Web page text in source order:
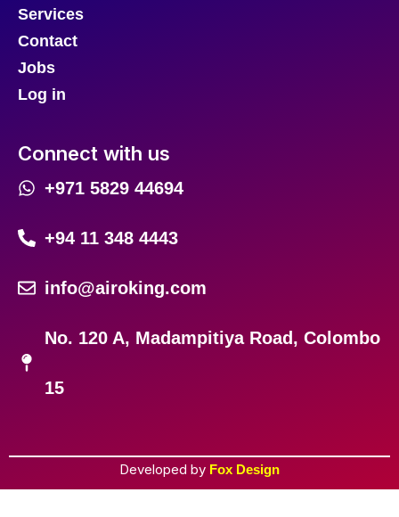
Services
Contact
Jobs
Log in
Connect with us
+971 5829 44694
+94 11 348 4443
info@airoking.com
No. 120 A, Madampitiya Road, Colombo
15
Developed by Fox Design